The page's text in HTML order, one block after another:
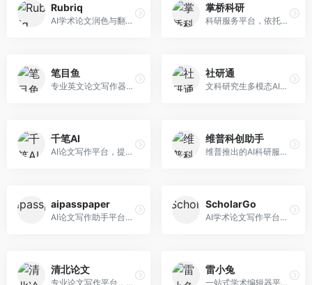
Rubriq
AI学术论文润色与翻译平台。面向国际期刊投稿者，提供论文润色、翻译、格式调整等服务，支持多语言，学术表达专业规范。
掌桥科研
科研服务平台，依托3亿+真实文献数据库。面向学术研究者和学生，提供文献检索、论文写作、科研数据分析等服务，文献资源丰富，学术支持专业。
笔目鱼
专业英文论文写作器，支持学术论文全流程。面向留学生和国际期刊投稿者，提供英文论文撰写、润色、格式调整等服务，学术英语表达规范。
社研通
文科研究生多模态AI学术写作平台。面向文科研究生和社科研究者，提供文献综述、理论分析、定性研究辅助等服务，文科研究方法论支持完善。
千笔AI
AI论文写作平台，提供无限改稿服务。面向高校学生和学术研究者，支持论文选题、大纲生成、内容撰写、查重修改等全流程服务，改稿次数不限，服务质量有保障。
维普科创助手
维普推出的AI科研服务平台，整合学术资源与智能写作。面向科研人员和高校师生，提供文献检索、论文写作、查重检测等一站式服务，学术资源权威可靠。
aipasspaper
AI论文写作助手平台，提供智能化的学术写作支持。面向大学生和研究人员，支持多种学科论文生成，提供参考文献管理和格式规范服务，写作效率高。
ScholarGo
AI学术论文写作平台，专注于理工科领域的逻辑构建。面向理工科研究生和科研工作者，提供公式编辑、数据分析、论文结构优化等服务，理工科写作逻辑严谨。
清北论文
专业论文写作平台，依托高校学术资源。面向本科生和研究生，提供论文指导、写作辅助、查重检测等服务，学术规范性强，适合追求高质量论文的用户。
雷小兔
一站式学术编辑器平台，覆盖论文写作全流程。面向高校学生和科研人员，提供选题分析、文献检索、论文生成、查重降重等服务，操作流程清晰，学术写作效率显著提升。